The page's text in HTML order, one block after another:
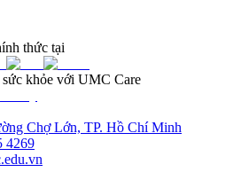
thức tại
khỏe với UMC Care
Chợ Lớn, TP. Hồ Chí Minh
4269